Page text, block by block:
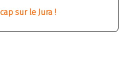
sur le Jura !